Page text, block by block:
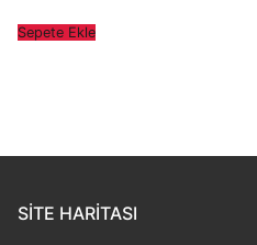
Sepete Ekle
SITE HARITASI